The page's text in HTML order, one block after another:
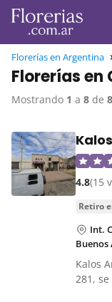
Florerías en Argentina
Florerías en
Mostrando 1 a 8 de 8
4.8(15
retiro
Int.
Buenos
Kalos
281,